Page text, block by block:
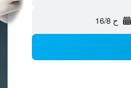
ح 16/8